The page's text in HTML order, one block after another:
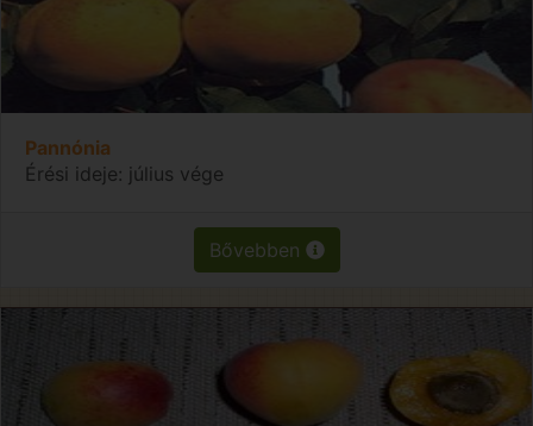
Pannónia
Érési ideje: július vége
Bővebben